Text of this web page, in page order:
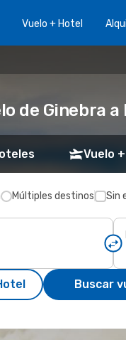
Vuelo + Hotel
de Ginebra a
Vuelo
Múltiples destinos Sin
Buscar